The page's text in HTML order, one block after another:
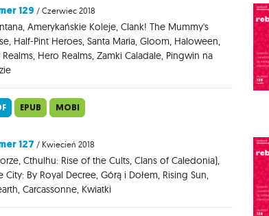
129 / Czerwiec 2018
Amerykańskie Koleje, Clank! The Mummy's
Half-Pint Heroes, Santa Maria, Gloom, Haloween,
Realms, Hero Realms, Zamki Caladale, Pingwin na
EPUB MOBI
127 / Kwiecień 2018
Cthulhu: Rise of the Cults, Clans of Caledonia),
City: By Royal Decree, Górą i Dołem, Rising Sun,
Carcassonne, Kwiatki